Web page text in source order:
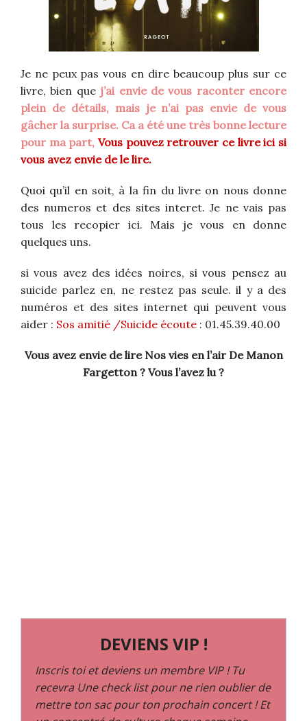
Je ne peux pas vous en dire beaucoup plus sur ce
livre, bien que j’ai envie de vous raconter encore
plein de détails, mais je n’ai pas envie de vous
gâcher la surprise. Ca a été une très bonne lecture
pour ma part, Vous pouvez retrouver ce livre ici si
vous avez envie de le lire.
Quoi qu’il en soit, à la fin du livre on nous donne
des numeros et des sites interet. Je ne vais pas
tous les recopier ici. Mais je vous en donne
quelques uns.
si vous avez des idées noires, si vous pensez au
suicide parlez en, ne restez pas seule. il y a des
numéros et des sites internet qui peuvent vous
aider : Sos amitié /Suicide écoute : 01.45.39.40.00
Vous avez envie de lire Nos vies en l’air De Manon
Fargetton ? Vous l’avez lu ?